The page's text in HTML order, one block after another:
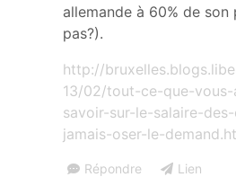
allemande à 60% de
pas?).
http://
13/02/tout-ce-que-
savoir-sur-le-salaire-
jamais-oser-le-
Répondre Lien